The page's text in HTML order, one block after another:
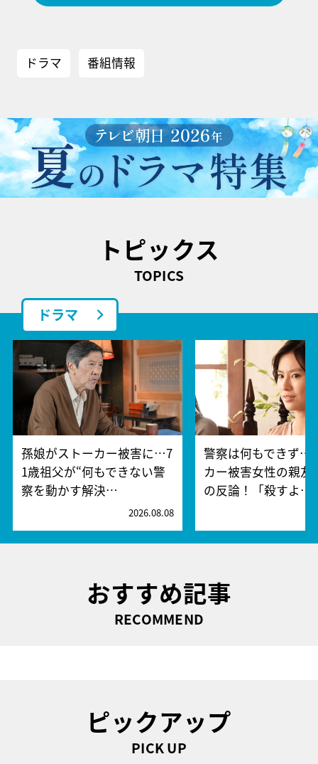
ドラマ 番組情報
トピックス
TOPICS
ドラマ
孫娘がストーカー被害に…7
1歳祖父が“何もできない警
察を動かす解決…
2026.08.08
警察は何もできず…
カー被害女性の親友
の反論！「殺すよ…
おすすめ記事
RECOMMEND
ピックアップ
PICK UP